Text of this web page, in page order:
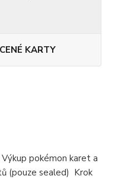
KARTY
pokémon karet a
(pouze sealed) Krok